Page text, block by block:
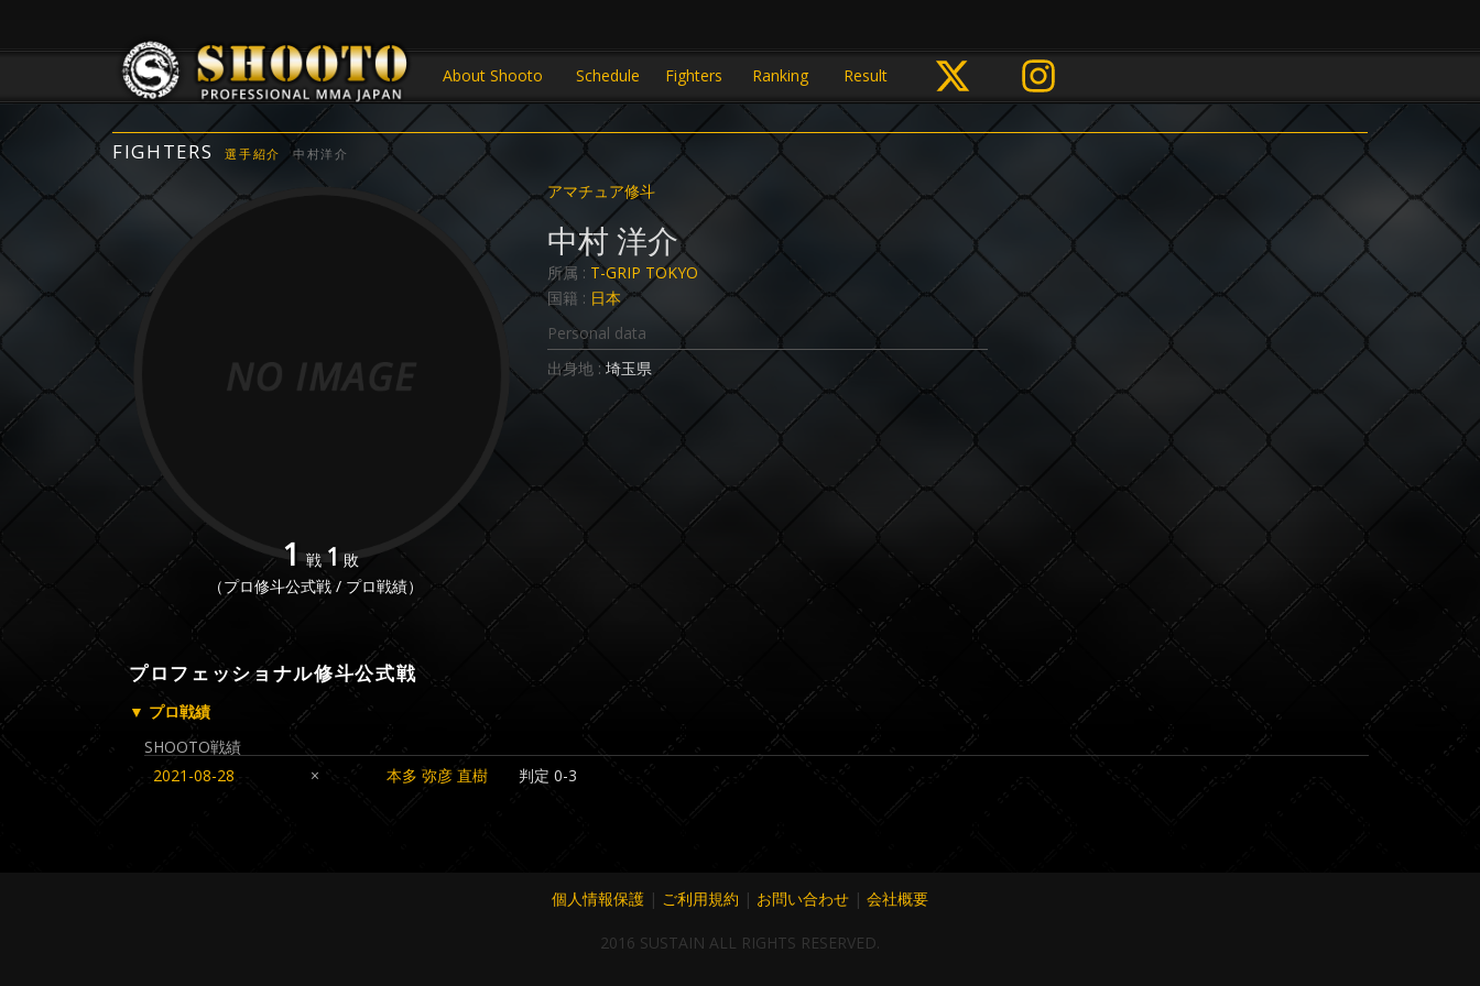
About Shooto Schedule Fighters Ranking Result
FIGHTERS 選手紹介 中村洋介
1 戦 1 敗
（プロ修斗公式戦 / プロ戦績）
アマチュア修斗
中村 洋介
所属 : T-GRIP TOKYO
国籍 : 日本
Personal data
出身地 : 埼玉県
プロフェッショナル修斗公式戦
▼ プロ戦績
SHOOTO戦績
2021-08-28
× 本多 弥彦 直樹 判定 0-3
個人情報保護 | ご利用規約 | お問い合わせ | 会社概要
2016 SUSTAIN ALL RIGHTS RESERVED.